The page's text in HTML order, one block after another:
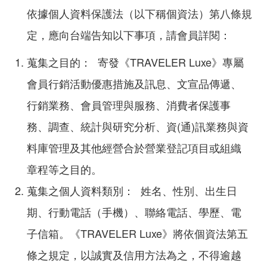
依據個人資料保護法（以下稱個資法）第八條規
定，應向台端告知以下事項，請會員詳閱：
蒐集之目的： 寄發《TRAVELER Luxe》專屬
會員行銷活動優惠措施及訊息、文宣品傳遞、
行銷業務、會員管理與服務、消費者保護事
務、調查、統計與研究分析、資(通)訊業務與資
料庫管理及其他經營合於營業登記項目或組織
章程等之目的。
蒐集之個人資料類別： 姓名、性別、出生日
期、行動電話（手機）、聯絡電話、學歷、電
子信箱。《TRAVELER Luxe》將依個資法第五
條之規定，以誠實及信用方法為之，不得逾越